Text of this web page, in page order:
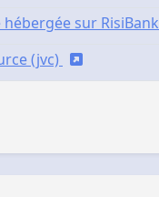
sur RisiBank
(jvc)